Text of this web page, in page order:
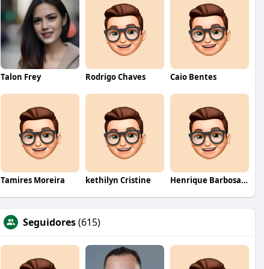
Talon Frey Rodrigo Chaves Caio Bentes
Tamires Moreira kethilyn Cristine Henrique Barbosa Yokobataki
Seguidores(615)